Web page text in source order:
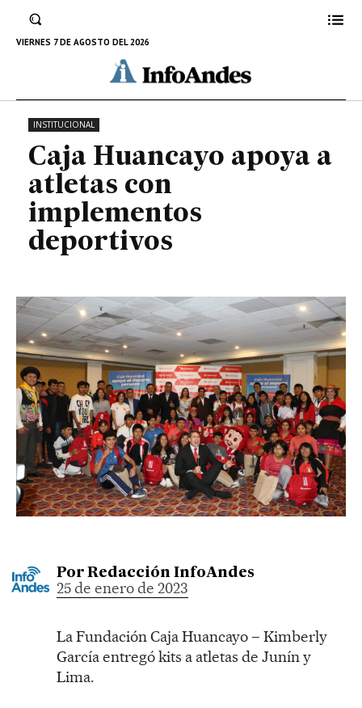
VIERNES 7 DE AGOSTO DEL 2026
Caja Huancayo apoya a atletas
con implementos deportivos
25 DE ENERO DE 2023
INSTITUCIONAL
Caja Huancayo apoya a
atletas con
implementos
deportivos
Por Redacción InfoAndes
25 de enero de 2023
La Fundación Caja Huancayo – Kimberly
García entregó kits a atletas de Junín y
Lima.